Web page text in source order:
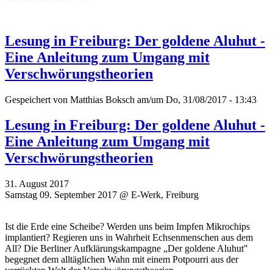
Lesung in Freiburg: Der goldene Aluhut -
Eine Anleitung zum Umgang mit
Verschwörungstheorien
Gespeichert von Matthias Boksch am/um Do, 31/08/2017 - 13:43
Lesung in Freiburg: Der goldene Aluhut -
Eine Anleitung zum Umgang mit
Verschwörungstheorien
31. August 2017
Samstag 09. September 2017 @ E-Werk, Freiburg
Ist die Erde eine Scheibe? Werden uns beim Impfen Mikrochips
implantiert? Regieren uns in Wahrheit Echsenmenschen aus dem
All? Die Berliner Aufklärungskampagne „Der goldene Aluhut"
begegnet dem alltäglichen Wahn mit einem Potpourri aus der